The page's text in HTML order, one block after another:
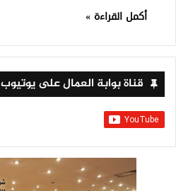
أكمل القراءة »
قناة بوابة العمال على يوتيوب